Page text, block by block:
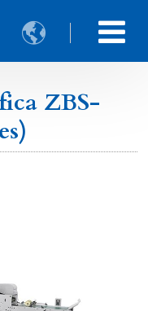

ZBS-